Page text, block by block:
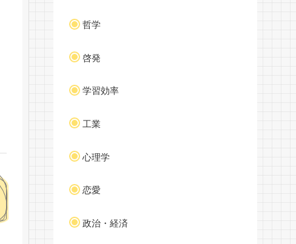
哲学
啓発
学習効率
工業
心理学
恋愛
政治・経済